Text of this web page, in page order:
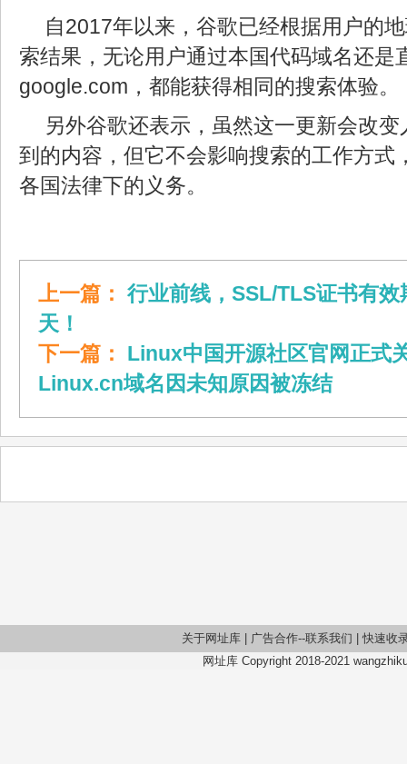
自2017年以来，谷歌已经根据用户的
索结果，无论用户通过本国代码域名还是
google.com，都能获得相同的搜索体验。
另外谷歌还表示，虽然这一更新会改
到的内容，但它不会影响搜索的工作方式
各国法律下的义务。
上一篇： 行业前线，SSL/TLS证书有效
天！
下一篇： Linux中国开源社区官网正式
Linux.cn域名因未知原因被冻结
关于网址库 广告合作--联系我们
快速收
网址库 Copyright 2018-2021